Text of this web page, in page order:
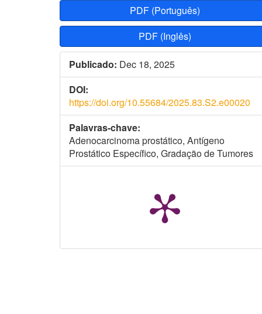
PDF (Português)
PDF (Inglês)
Publicado: Dec 18, 2025
DOI:
https://doi.org/10.55684/2025.83.S2.e00020
Palavras-chave:
Adenocarcinoma prostático, Antígeno
Prostático Específico, Gradação de Tumores